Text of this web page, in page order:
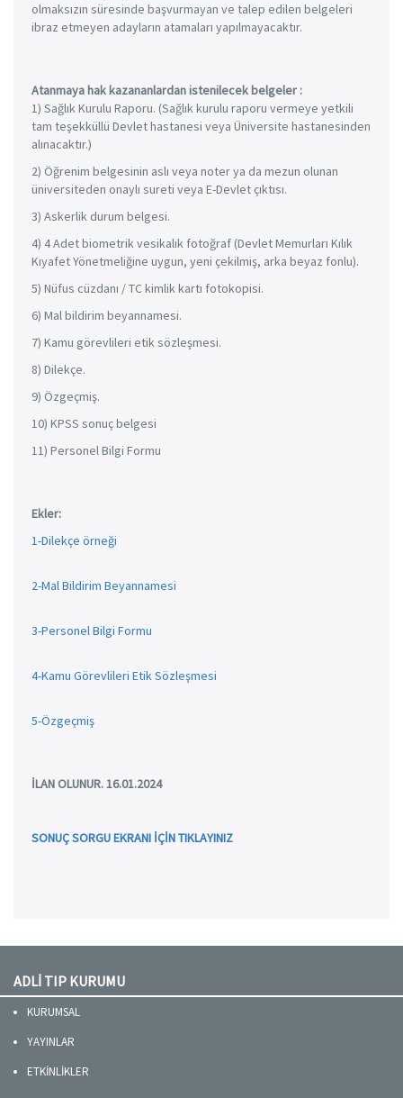
olmaksızın süresinde başvurmayan ve talep edilen belgeleri
ibraz etmeyen adayların atamaları yapılmayacaktır.
Atanmaya hak kazananlardan istenilecek belgeler :
1) Sağlık Kurulu Raporu. (Sağlık kurulu raporu vermeye yetkili
tam teşekküllü Devlet hastanesi veya Üniversite hastanesinden
alınacaktır.)
2) Öğrenim belgesinin aslı veya noter ya da mezun olunan
üniversiteden onaylı sureti veya E-Devlet çıktısı.
3) Askerlik durum belgesi.
4) 4 Adet biometrik vesikalık fotoğraf (Devlet Memurları Kılık
Kıyafet Yönetmeliğine uygun, yeni çekilmiş, arka beyaz fonlu).
5) Nüfus cüzdanı / TC kimlik kartı fotokopisi.
6) Mal bildirim beyannamesi.
7) Kamu görevlileri etik sözleşmesi.
8) Dilekçe.
9) Özgeçmiş.
10) KPSS sonuç belgesi
11) Personel Bilgi Formu
Ekler:
1-Dilekçe örneği
2-Mal Bildirim Beyannamesi
3-Personel Bilgi Formu
4-Kamu Görevlileri Etik Sözleşmesi
5-Özgeçmiş
İLAN OLUNUR. 16.01.2024
SONUÇ SORGU EKRANI İÇİN TIKLAYINIZ
ADLİ TIP KURUMU
KURUMSAL
YAYINLAR
ETKİNLİKLER